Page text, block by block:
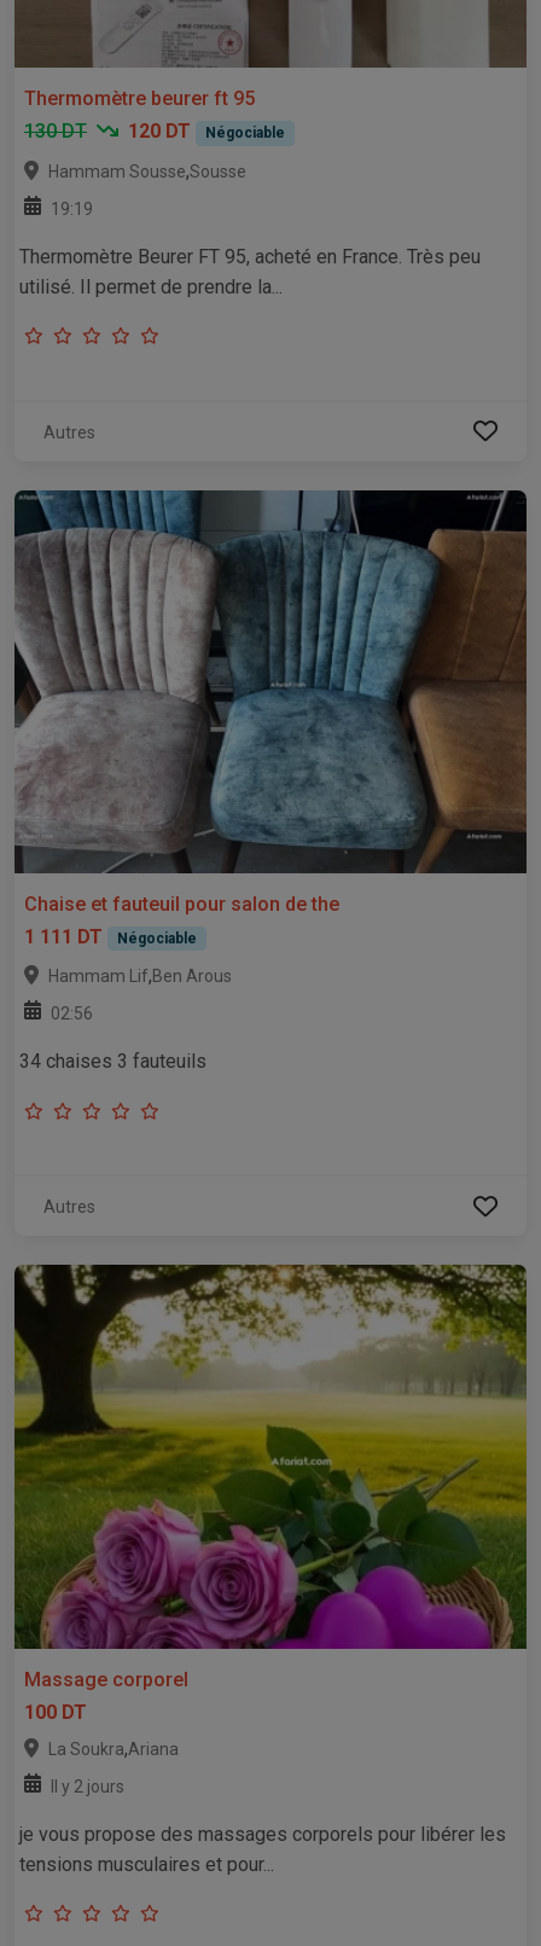
Thermomètre beurer ft 95
130 DT
120 DT Négociable
Hammam Sousse,Sousse
19:19
Thermomètre Beurer FT 95, acheté en France. Très peu
utilisé. Il permet de prendre la...
Autres
Chaise et fauteuil pour salon de the
1 111 DT
Négociable
Hammam Lif,Ben Arous
02:56
34 chaises 3 fauteuils
Autres
Massage corporel
100 DT
La Soukra,Ariana
Il y 2 jours
je vous propose des massages corporels pour libérer les
tensions musculaires et pour...